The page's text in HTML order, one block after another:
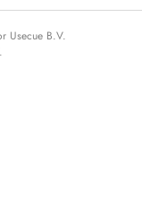
Usecue B.V.